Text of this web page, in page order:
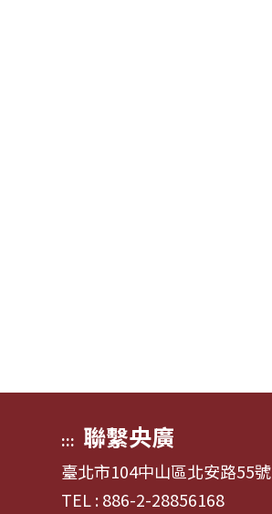
::: 聯繫央廣
臺北市104中山區北安路55號
TEL : 886-2-28856168